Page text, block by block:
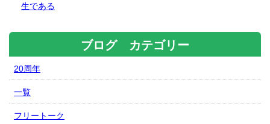
生である
ブログ カテゴリー
20周年
一覧
フリートーク